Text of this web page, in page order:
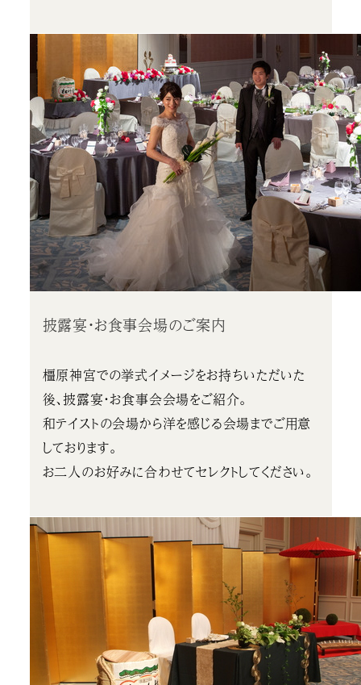
披露宴・お食事会場のご案内
橿原神宮での挙式イメージをお持ちいただいた
後、披露宴・お食事会会場をご紹介。
和テイストの会場から洋を感じる会場までご用意
しております。
お二人のお好みに合わせてセレクトしてください。